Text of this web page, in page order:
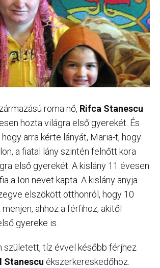
roma nő, Rifca Stanescu
hozta világra első gyerekét. És
hogy arra kérte lányát, Maria-t, hogy
a fiatal lány szintén felnőtt kora
első gyerekét. A kislány 11 évesen
a Ion nevet kapta. A kislány anyja
elszökött otthonról, hogy 10
ahhoz a férfihoz, akitől
gyereke is.
született, tíz évvel később férjhez
Stanescu ékszerkereskedőhöz.